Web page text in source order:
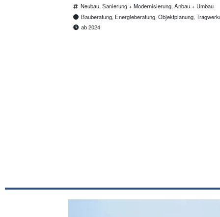
Neubau, Sanierung + Modernisierung, Anbau + Umbau
Bauberatung, Energieberatung, Objektplanung,
ab 2024